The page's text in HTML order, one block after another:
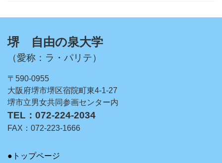
堺 自由の泉大学
（愛称：ラ・パリテ）
〒590-0955
大阪府堺市堺区宿院町東4-1-27
堺市立男女共同参画センター内
TEL：072-224-2034
FAX：072-223-1666
●トップページ